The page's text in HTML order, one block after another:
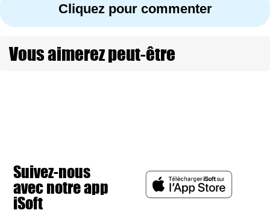
Cliquez pour commenter
Vous aimerez peut-être
Suivez-nous
avec notre app
iSoft